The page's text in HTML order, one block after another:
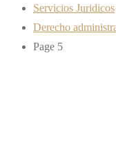
Servicios Juridicos
Derecho
Page 5